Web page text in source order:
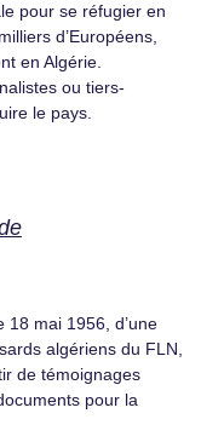
pour se réfugier en
d’Européens,
en Algérie.
ou tiers-
le pays.
18 mai 1956, d’une
algériens du FLN,
de témoignages
pour la